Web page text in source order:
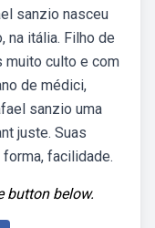
sanzio nasceu
na itália. Filho de
muito culto e com
de médici,
sanzio uma
juste. Suas
facilidade.
button below.